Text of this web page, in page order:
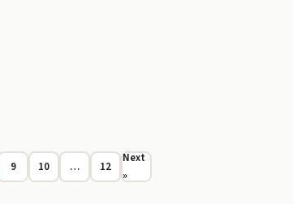
9 10 … 12
Next
»